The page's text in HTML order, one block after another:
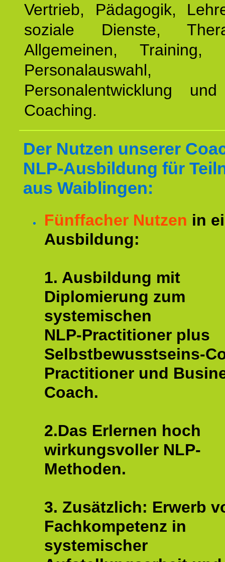
Vertrieb, Pädagogik,
soziale Dienste,
Allgemeinen, Training,
Personalauswahl,
Personalentwicklung
Coaching.
Der Nutzen unserer
NLP-Ausbildung für
aus Waiblingen:
Fünffacher Nutzen in
Ausbildung:
1. Ausbildung mit
Diplomierung zum
systemischen
NLP-Practitioner plus
Selbstbewusstseins-
Practitioner und
Coach.
2.Das Erlernen hoch
wirkungsvoller NLP-
Methoden.
3. Zusätzlich: Erwerb
Fachkompetenz in
systemischer